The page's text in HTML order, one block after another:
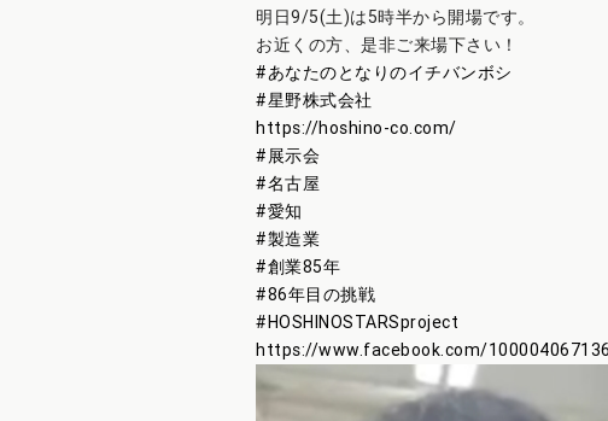
明日9/5(土)は5時半から開場です。
お近くの方、是非ご来場下さい！
#あなたのとなりのイチバンボシ
#星野株式会社
https://hoshino-co.com/
#展示会
#名古屋
#愛知
#製造業
#創業85年
#86年目の挑戦
#HOSHINOSTARSproject
https://www.facebook.com/